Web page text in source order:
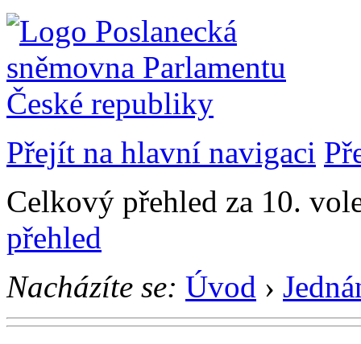
Přejít na hlavní navigaci
Celkový přehled za 10.
přehled
Nacházíte se: Úvod ›